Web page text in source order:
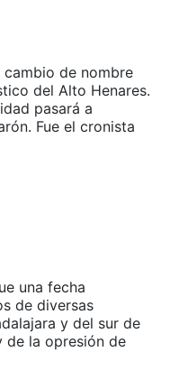
de nombre
del Alto Henares.
pasará a
Fue el cronista
una fecha
de diversas
y del sur de
de la opresión de